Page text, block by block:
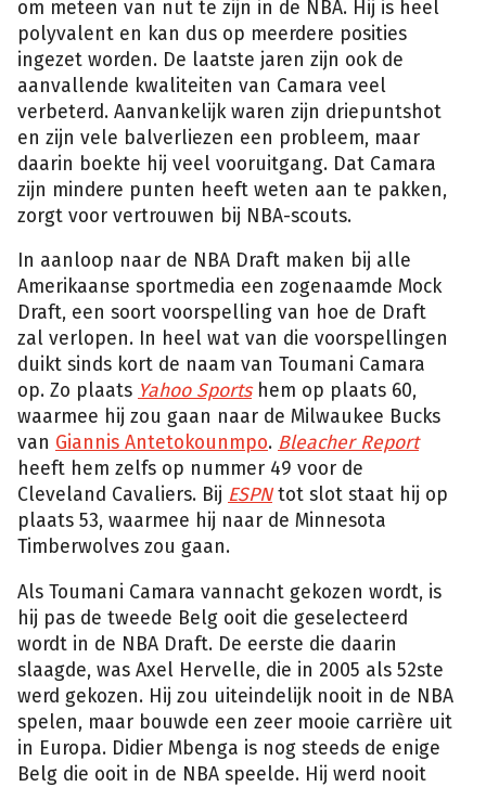
om meteen van nut te zijn in de NBA. Hij is heel
polyvalent en kan dus op meerdere posities
ingezet worden. De laatste jaren zijn ook de
aanvallende kwaliteiten van Camara veel
verbeterd. Aanvankelijk waren zijn driepuntshot
en zijn vele balverliezen een probleem, maar
daarin boekte hij veel vooruitgang. Dat Camara
zijn mindere punten heeft weten aan te pakken,
zorgt voor vertrouwen bij NBA-scouts.
In aanloop naar de NBA Draft maken bij alle
Amerikaanse sportmedia een zogenaamde Mock
Draft, een soort voorspelling van hoe de Draft
zal verlopen. In heel wat van die voorspellingen
duikt sinds kort de naam van Toumani Camara
op. Zo plaats Yahoo Sportshem op plaats 60,
waarmee hij zou gaan naar de Milwaukee Bucks
van Giannis Antetokounmpo. Bleacher Report
heeft hem zelfs op nummer 49 voor de
Cleveland Cavaliers. Bij ESPNtot slot staat hij op
plaats 53, waarmee hij naar de Minnesota
Timberwolves zou gaan.
Als Toumani Camara vannacht gekozen wordt, is
hij pas de tweede Belg ooit die geselecteerd
wordt in de NBA Draft. De eerste die daarin
slaagde, was Axel Hervelle, die in 2005 als 52ste
werd gekozen. Hij zou uiteindelijk nooit in de NBA
spelen, maar bouwde een zeer mooie carrière uit
in Europa. Didier Mbenga is nog steeds de enige
Belg die ooit in de NBA speelde. Hij werd nooit